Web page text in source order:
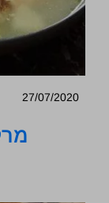
27/07/2020